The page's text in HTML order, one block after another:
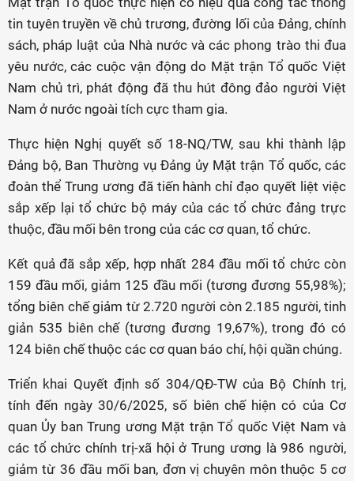
tin tuyên truyền về chủ trương, đường lối của Đảng, chính
sách, pháp luật của Nhà nước và các phong trào thi đua
yêu nước, các cuộc vận động do Mặt trận Tổ quốc Việt
Nam chủ trì, phát động đã thu hút đông đảo người Việt
Nam ở nước ngoài tích cực tham gia.
Thực hiện Nghị quyết số 18-NQ/TW, sau khi thành lập
Đảng bộ, Ban Thường vụ Đảng ủy Mặt trận Tổ quốc, các
đoàn thể Trung ương đã tiến hành chỉ đạo quyết liệt việc
sắp xếp lại tổ chức bộ máy của các tổ chức đảng trực
thuộc, đầu mối bên trong của các cơ quan, tổ chức.
Kết quả đã sắp xếp, hợp nhất 284 đầu mối tổ chức còn
159 đầu mối, giảm 125 đầu mối (tương đương 55,98%);
tổng biên chế giảm từ 2.720 người còn 2.185 người, tinh
giản 535 biên chế (tương đương 19,67%), trong đó có
124 biên chế thuộc các cơ quan báo chí, hội quần chúng.
Triển khai Quyết định số 304/QĐ-TW của Bộ Chính trị,
tính đến ngày 30/6/2025, số biên chế hiện có của Cơ
quan Ủy ban Trung ương Mặt trận Tổ quốc Việt Nam và
các tổ chức chính trị-xã hội ở Trung ương là 986 người,
giảm từ 36 đầu mối ban, đơn vị chuyên môn thuộc 5 cơ